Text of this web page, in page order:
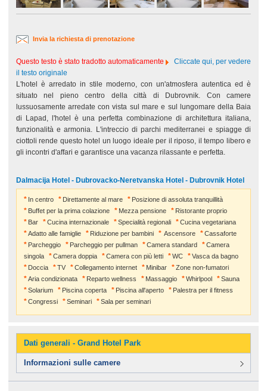
Invia la richiesta di prenotazione
Questo testo è stato tradotto automaticamente
Cliccate qui, per vedere
il testo originale
L'hotel è arredato in stile moderno, con un'atmosfera autentica ed è
situato nel pieno centro della città di Dubrovnik. Con camere
lussuosamente arredate con vista sul mare e sul lungomare della Baia
di Lapad, l'hotel è una perfetta combinazione di architettura italiana,
funzionalità e armonia. L'intreccio di parchi mediterranei e spiagge di
ciottoli rende questo hotel un luogo ideale per il riposo, il tempo libero e
gli incontri d'affari e garantisce una vacanza rilassante e perfetta.
Dalmacija Hotel - Dubrovacko-Neretvanska Hotel - Dubrovnik Hotel
In centro Direttamente al mare
Posizione di assoluta tranquillità
Buffet per la prima colazione
Mezza pensione
Ristorante proprio
Bar
Cucina internazionale Specialità regionali
Cucina vegetariana
Adatto alle famiglie
Riduzione per bambini Ascensore
Cassaforte
Parcheggio
Parcheggio per pullman Camera standard
Camera
singola
Camera doppia Camera con più letti WC
Vasca da bagno
Doccia
TV Collegamento internet Minibar
Zone non-fumatori
Aria condizionata
Reparto wellness Massaggio Whirlpool
Sauna
Solarium
Piscina coperta Piscina all'aperto
Palestra per il fitness
Congressi
Seminari Sala per seminari
Dati generali - Grand Hotel Park
Informazioni sulle camere